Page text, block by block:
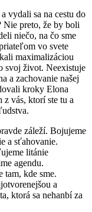
vydali sa na cestu do
Nie preto, že by boli
niečo, na čo sme
vo svete
maximalizáciou
svoj život. Neexistuje
a zachovanie našej
kroky Elona
z vás, ktorí ste tu a
záleží. Bojujeme
a sťahovanie.
litánie
agendu.
tam, kde sme.
a
ktorá sa nehanbí za